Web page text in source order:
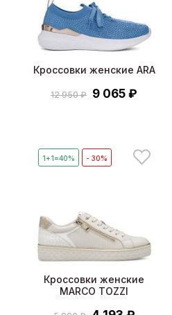
Кроссовки женские ARA
12 950 ₽ 9 065 ₽
1+1=40% - 30%
Кроссовки женские
MARCO TOZZI